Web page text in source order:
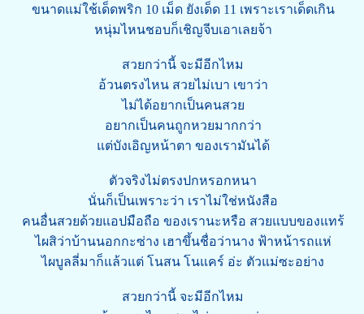
ขนาดแม่ใช้เด็ดพริก 10 เม็ด ยังเด็ด 11 เพราะเราเด็ดเกิน
หนุ่มไหนชอบก็เชิญจีบเอาเลยจ้า
สวยกว่านี้ จะมีอีกไหม
อ้วนตรงไหน สวยไม่เบา เขาว่า
ไม่ได้อยากเป็นคนสวย
อยากเป็นคนถูกหวยมากกว่า
แต่บังเอิญหน้าตา ของเรามันได้
ตัวจริงไม่ตรงปกหรอกหนา
นั่นก็เป็นเพราะว่า เราไม่ใช่หนังสือ
คนอื่นสวยด้วยแอปมือถือ ของเรานะหรือ สวยแบบของแทร้
ไผสิว่าบ้านนอกกะซ่าง เฮาขึ้นชื่อว่านาง ฟ้าหน้ารถแห่
ไผบูลลี่มาก็แล้วแต่ โนสน โนแคร์ อ่ะ ตัวแม่ซะอย่าง
สวยกว่านี้ จะมีอีกไหม